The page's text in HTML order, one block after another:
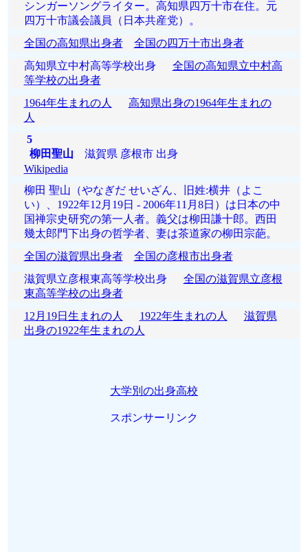
シンガーソングライター。高知県四万十市在住。元
四万十市議会議員（日本共産党）。
全国の高知県出身者
全国の四万十市出身者
高知県立中村高等学校出身 全国の高知県立中村高
等学校の出身者
1964年生まれの人
高知県出身の1964年生まれの
人
5
柳田聖山 滋賀県 彦根市 出身
Wikipedia
柳田 聖山（やなぎだ せいざん、旧姓:横井（よこ
い）、1922年12月19日 - 2006年11月8日）は日本の中
国禅宗史研究の第一人者。義父は柳田謙十郎。西田
幾太郎門下出身の哲学者、妻は茶道家の柳田宗葩。
全国の滋賀県出身者
全国の彦根市出身者
滋賀県立彦根東高等学校出身 全国の滋賀県立彦根
東高等学校の出身者
12月19日生まれの人
1922年生まれの人
滋賀県
出身の1922年生まれの人
大学別の出身高校
スポンサーリンク